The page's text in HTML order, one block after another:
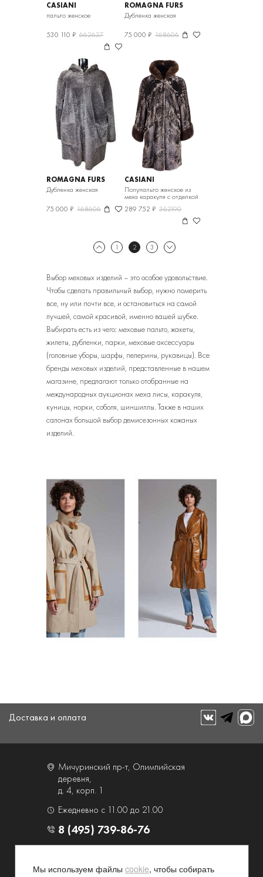
CASIANI
пальто женское
530 110 ₽ 662637
ROMAGNA FURS
Дубленка женская
75 000 ₽ 168606
ROMAGNA FURS
Дубленка женская
75 000 ₽ 168606
CASIANI
Полупальто женское из
меха каракуля с отделкой
289 752 ₽ 362190
1 2 3
Выбор меховых изделий – это особое удовольствие.
Чтобы сделать правильный выбор, нужно померить
все, ну или почти все, и остановиться на самой
лучшей, самой красивой, именно вашей шубке.
Выбирать есть из чего: меховые пальто, жакеты,
жилеты, дубленки, парки, меховые аксессуары
(головные уборы, шарфы, пелерины, рукавицы). Все
бренды меховых изделий, представленные в нашем
магазине, предлагают только отобранные на
международных аукционах меха лисы, каракуля,
куницы, норки, соболя, шиншиллы. Также в наших
салонах большой выбор демисезонных кожаных
изделий.
Доставка и оплата
Мичуринский пр-т, Олимпийская
деревня,
д. 4, корп. 1
Ежедневно с 11.00 до 21.00
8 (495) 739-86-76
Контакты и схема проезда
Наши преимущества
Мы используем файлы cookie, чтобы собирать